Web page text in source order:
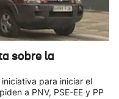
sobre la
para iniciar el
a PNV, PSE-EE y PP